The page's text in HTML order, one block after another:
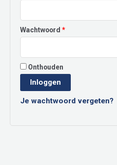
Wachtwoord *Vereist
Onthouden
Inloggen
Je wachtwoord vergeten?